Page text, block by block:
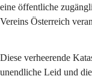
eine öffentliche
Vereins Österreich
Diese verheerende
unendliche Leid und